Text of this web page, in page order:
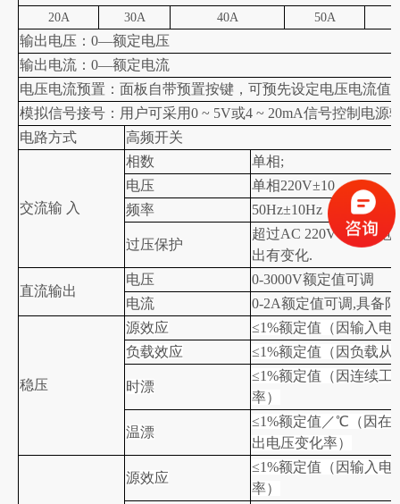
20A 30A 40A 50A
输出电压：0—额定电压
输出电流：0—额定电流
电压电流预置：面板自带预置按键，可预先设定电压电流值
模拟信号接号：用户可采用0 ~ 5V或4 ~ 20mA信号控制电源
电路方式
高频开关
交流输 入
相数
单相;
电压
单相220V±10
频率
50Hz±10Hz
过压保护
超过AC 220V+10% ,电
出有变化.
直流输出
电压
0-3000V额定值可调
电流
0-2A额定值可调,具备
稳压
源效应
≤1%额定值（因输入电
负载效应
≤1%额定值（因负载从
时漂
≤1%额定值（因连续工
率）
温漂
≤1%额定值／℃（因在
出电压变化率）
源效应
≤1%额定值（因输入电
率）